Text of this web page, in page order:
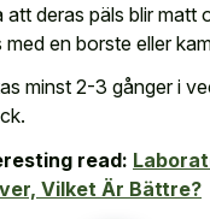
deras päls blir matt
en borste eller
minst 2-3 gånger i
read:
Vilket Är Bättre?